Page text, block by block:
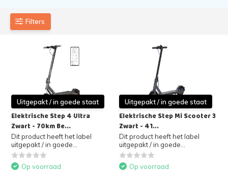
Filters
Uitgepakt / in goede staat
Elektrische Step 4 Ultra
Zwart - 70km Be...
Dit product heeft het label
uitgepakt / in goede...
Op voorraad
Uitgepakt / in goede staat
Elektrische Step Mi Scooter 3
Zwart - 41...
Dit product heeft het label
uitgepakt / in goede...
Op voorraad